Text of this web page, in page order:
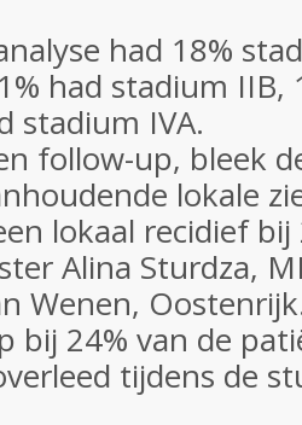
had 18%
had stadium IIB,
stadium IVA.
follow-up, bleek
lokale
lokaal recidief
Alina Sturdza,
Wenen,
bij 24% van de
tijdens de